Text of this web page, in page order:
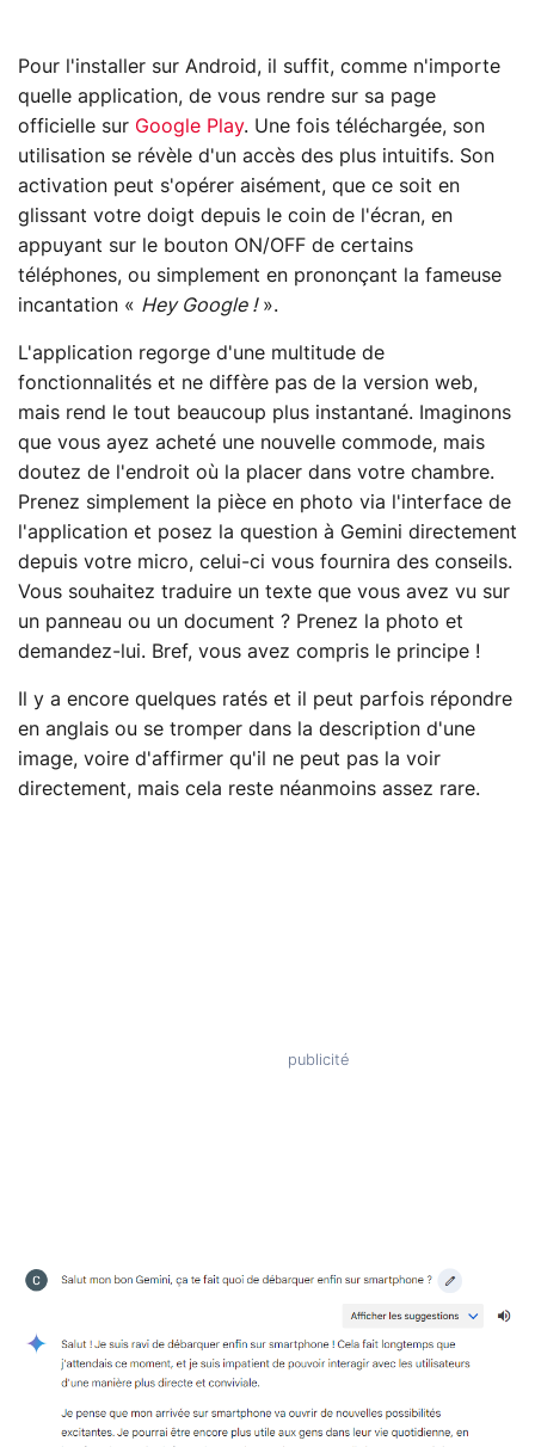
Pour l'installer sur Android, il suffit, comme n'importe
quelle application, de vous rendre sur sa page
officielle sur Google Play. Une fois téléchargée, son
utilisation se révèle d'un accès des plus intuitifs. Son
activation peut s'opérer aisément, que ce soit en
glissant votre doigt depuis le coin de l'écran, en
appuyant sur le bouton ON/OFF de certains
téléphones, ou simplement en prononçant la fameuse
incantation « Hey Google !».
L'application regorge d'une multitude de
fonctionnalités et ne diffère pas de la version web,
mais rend le tout beaucoup plus instantané. Imaginons
que vous ayez acheté une nouvelle commode, mais
doutez de l'endroit où la placer dans votre chambre.
Prenez simplement la pièce en photo via l'interface de
l'application et posez la question à Gemini directement
depuis votre micro, celui-ci vous fournira des conseils.
Vous souhaitez traduire un texte que vous avez vu sur
un panneau ou un document ? Prenez la photo et
demandez-lui. Bref, vous avez compris le principe !
Il y a encore quelques ratés et il peut parfois répondre
en anglais ou se tromper dans la description d'une
image, voire d'affirmer qu'il ne peut pas la voir
directement, mais cela reste néanmoins assez rare.